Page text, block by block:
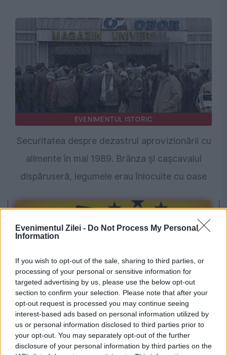
Evenimentul Zilei - Do Not Process My Personal
Information
If you wish to opt-out of the sale, sharing to third parties, or
processing of your personal or sensitive information for
targeted advertising by us, please use the below opt-out
section to confirm your selection. Please note that after your
opt-out request is processed you may continue seeing
interest-based ads based on personal information utilized by
us or personal information disclosed to third parties prior to
your opt-out. You may separately opt-out of the further
disclosure of your personal information by third parties on the
EVENIMENTUL ISTORIC
Securitatea despre dezastrul aprovizionării cu
alimente în mai 1989. Brânza și cașcavalul
dispăruseră, legumele erau înlocuite cu oase
POLITICA
Legea biodiversității a trecut de Comisia
Juridică și de Mediu. Tensiuni între AUR și